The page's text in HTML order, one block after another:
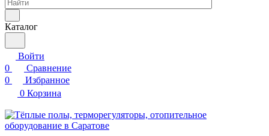
Каталог
Войти
0
Сравнение
0
Избранное
0 Корзина